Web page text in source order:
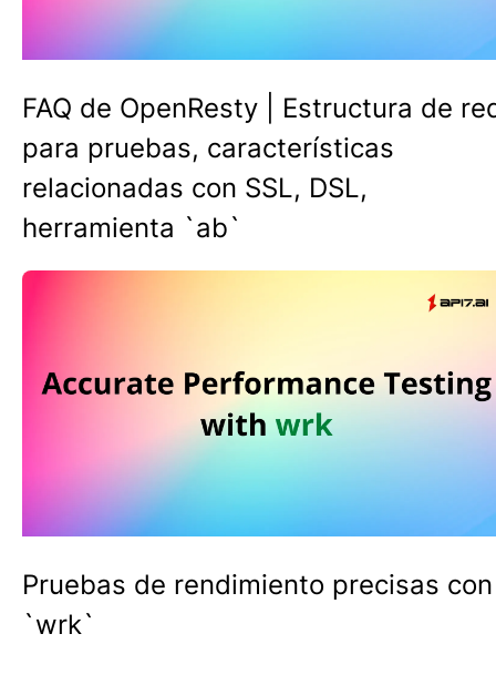
FAQ de OpenResty | Estructura de
para pruebas, características
relacionadas con SSL, DSL,
herramienta `ab`
Pruebas de rendimiento precisas con
`wrk`